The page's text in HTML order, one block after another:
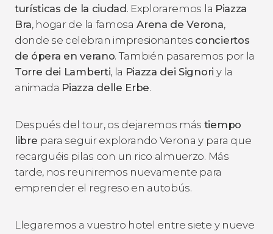
turísticas de la ciudad . Exploraremos la Piazza
Bra, hogar de la famosa Arena de Verona,
donde se celebran impresionantes conciertos
de ópera en verano. También pasaremos por la
Torre dei Lamberti, la Piazza dei Signori y la
animada Piazza delle Erbe.
Después del tour, os dejaremos más tiempo
libre para seguir explorando Verona y para que
recarguéis pilas con un rico almuerzo. Más
tarde, nos reuniremos nuevamente para
emprender el regreso en autobús.
Llegaremos a vuestro hotel entre siete y nueve